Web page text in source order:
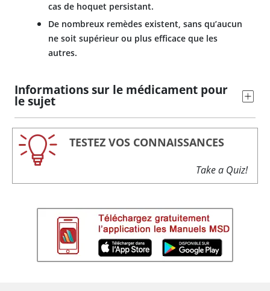
cas de hoquet persistant.
De nombreux remèdes existent, sans qu’aucun
ne soit supérieur ou plus efficace que les
autres.
Informations sur le médicament pour
le sujet
TESTEZ VOS CONNAISSANCES
Take a Quiz!